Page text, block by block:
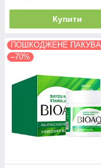
Купити
ПОШКОДЖЕНЕ
–70%